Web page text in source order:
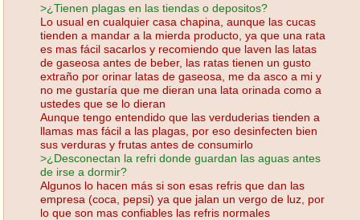
>¿Tienen plagas en las tiendas o depositos?
Lo usual en cualquier casa chapina, aunque las cucas
tienden a mandar a la mierda producto, ya que una rata
es mas fácil sacarlos y recomiendo que laven las latas
de gaseosa antes de beber, las ratas tienen un gusto
extraño por orinar latas de gaseosa, me da asco a mi y
no me gustaría que me dieran una lata orinada como a
ustedes que se lo dieran
Aunque tengo entendido que las verduderias tienden a
llamas mas fácil a las plagas, por eso desinfecten bien
sus verduras y frutas antes de consumirlo
>¿Desconectan la refri donde guardan las aguas antes
de irse a dormir?
Algunos lo hacen más si son esas refris que dan las
empresa (coca, pepsi) ya que jalan un vergo de luz, por
lo que son mas confiables las refris normales